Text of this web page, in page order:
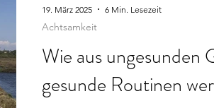
Wie aus ungesunden
gesunde Routinen
Achtsamkeit
19. März 2025 6 Min. Lesezeit